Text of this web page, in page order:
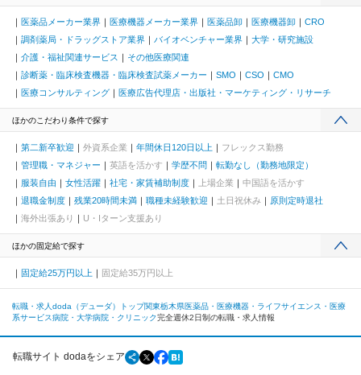
医薬品メーカー業界 医療機器メーカー業界 医薬品卸 医療機器卸
CRO
調剤薬局・ドラッグストア業界
バイオベンチャー業界
大学・研究施設
介護・福祉関連サービス
その他医療関連
診断薬・臨床検査機器・臨床検査試薬メーカー
SMO CSO
CMO
医療コンサルティング
医療広告代理店・出版社・マーケティング・リサーチ
ほかのこだわり条件で探す
第二新卒歓迎 外資系企業 年間休日120日以上
フレックス勤務
管理職・マネジャー
英語を活かす 学歴不問
転勤なし（勤務地限定）
服装自由
女性活躍 社宅・家賃補助制度 上場企業
中国語を活かす
退職金制度
残業20時間未満 職種未経験歓迎 土日祝休み
原則定時退社
海外出張あり
U・Iターン支援あり
ほかの固定給で探す
固定給25万円以上 固定給35万円以上
転職・求人doda（デューダ）トップ関東栃木県医薬品・医療機器・ライフサイエンス・医療
系サービス病院・大学病院・クリニック完全週休2日制の転職・求人情報
転職サイト dodaをシェア